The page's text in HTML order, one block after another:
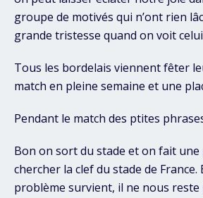
groupe de motivés qui n’ont rien
grande tristesse quand on voit
Tous les bordelais viennent fêter
match en pleine semaine et une
Pendant le match des ptites
Bon on sort du stade et on fait
chercher la clef du stade de
problème survient, il ne nous reste